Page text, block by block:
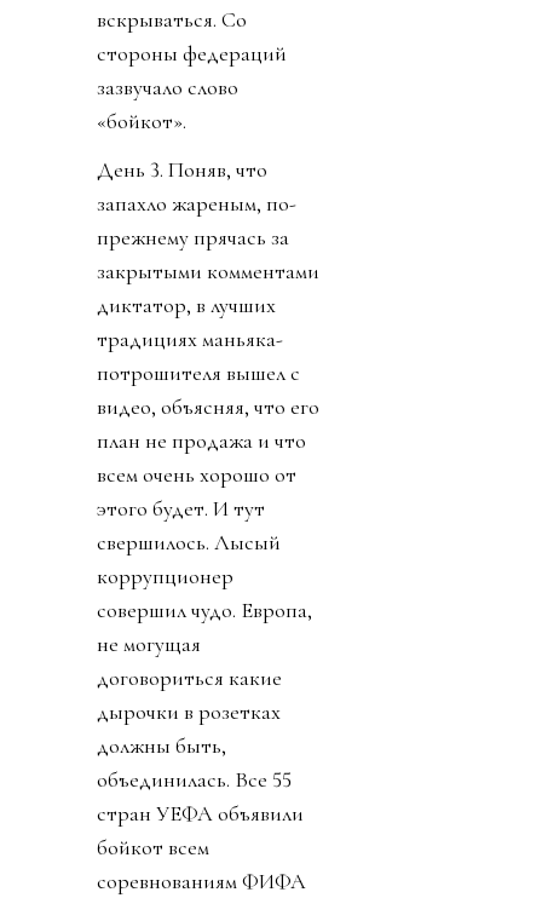
вскрываться. Со
стороны федераций
зазвучало слово
«бойкот».
День 3. Поняв, что
запахло жареным, по-
прежнему прячась за
закрытыми комментами
диктатор, в лучших
традициях маньяка-
потрошителя вышел с
видео, объясняя, что его
план не продажа и что
всем очень хорошо от
этого будет. И тут
свершилось. Лысый
коррупционер
совершил чудо. Европа,
не могущая
договориться какие
дырочки в розетках
должны быть,
объединилась. Все 55
стран УЕФА объявили
бойкот всем
соревнованиям ФИФА